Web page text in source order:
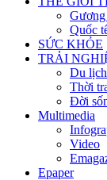
Gương
Quốc
SỨC KHỎE
TRẢI
Du lịch
Thời
Đời
Multimedia
Video
Epaper